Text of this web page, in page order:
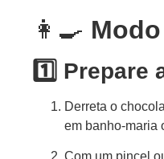
👩‍🍳
1️⃣ Prepare
Derreta o
em banho-maria
Com um pincel